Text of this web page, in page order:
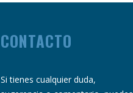
CONTACTO
Si tienes cualquier duda,